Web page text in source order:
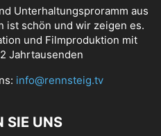
Unterhaltungsproramm aus
ist schön und wir zeigen es.
und Filmproduktion mit
Jahrtausenden
info@rennsteig.tv
SIE UNS